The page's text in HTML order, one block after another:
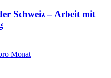
Schweiz – Arbeit mit
Monat